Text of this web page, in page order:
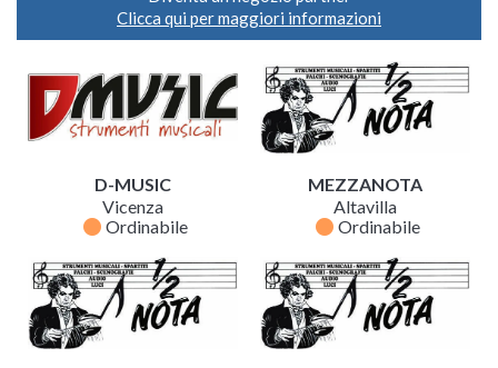
Clicca qui per maggiori informazioni
D-MUSIC
Vicenza
fiber_manual_record Ordinabile
MEZZANOTA
Altavilla
fiber_manual_record Ordinabile